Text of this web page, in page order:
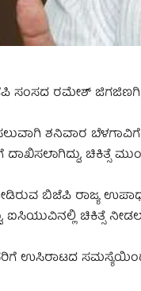
ರಮೇಶ್ ಜಿಗಜಿಣಗಿ
ಶನಿವಾರ
ದಾಖಿಸಲಾಗಿದ್ದು, ಚಿಕಿತ್ಸೆ
ಬಿಜೆಪಿ ರಾಜ್ಯ
ಐಸಿಯುವಿನಲ್ಲಿ ಚಿಕಿತ್ಸೆ
ಉಸಿರಾಟದ